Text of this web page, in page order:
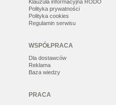
Klauzula informacyjna RODO
Polityka prywatności
Polityka cookies
Regulamin serwisu
WSPÓŁPRACA
Dla dostawców
Reklama
Baza wiedzy
PRACA